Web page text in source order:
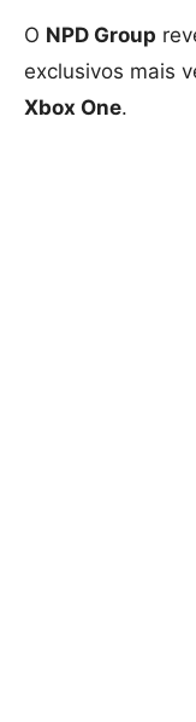
O NPD Group
exclusivos mais
Xbox One.